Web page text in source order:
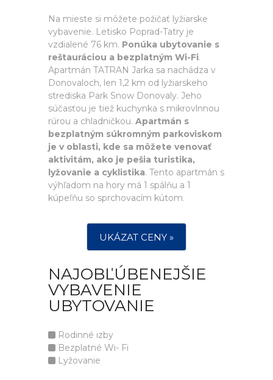
Na mieste si môžete požičať lyžiarske
vybavenie. Letisko Poprad-Tatry je
vzdialené 76 km. Ponúka ubytovanie s
reštauráciou a bezplatným Wi-Fi.
Apartmán TATRAN Jarka sa nachádza v
Donovaloch, len 1,2 km od lyžiarskeho
strediska Park Snow Donovaly. Jeho
súčasťou je tiež kuchynka s mikrovlnnou
rúrou a chladničkou. Apartmán s
bezplatným súkromným parkoviskom
je v oblasti, kde sa môžete venovať
aktivitám, ako je pešia turistika,
lyžovanie a cyklistika. Tento apartmán s
výhľadom na hory má 1 spálňu a 1
kúpeľňu so sprchovacím kútom.
UKÁZAT CENY »
NAJOBĽÚBENEJŠIE
VYBAVENIE
UBYTOVANIE
Rodinné izby
Bezplatné Wi- Fi
Lyžovanie